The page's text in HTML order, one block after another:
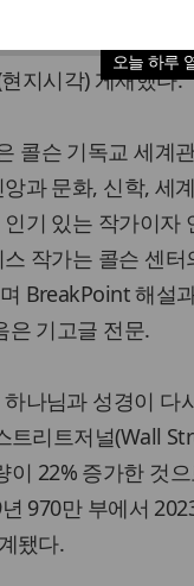
오늘 하루
고글인 ‘하나님은
God having a
지시각) 게재했다.
콜슨 기독교 세계
과 문화, 신학, 세
기 있는 작가이자
작가는 콜슨 센터
BreakPoint 해설
은 기고글 전문.
나님과 성경이 다
트리트저널(Wall
이 22% 증가한 것
970만 부에서
됐다.